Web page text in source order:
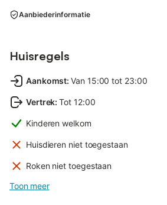
Aanbiederinformatie
Huisregels
Aankomst: Van 15:00 tot 23:00
Vertrek: Tot 12:00
Kinderen welkom
Huisdieren niet toegestaan
Roken niet toegestaan
Toon meer